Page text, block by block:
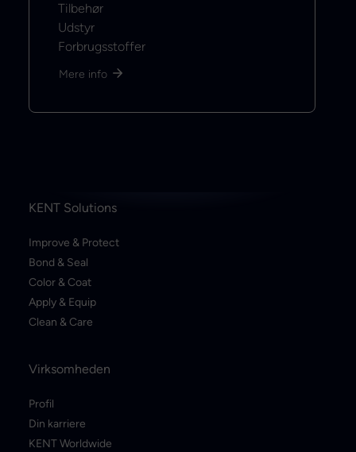
Tilbehør
Udstyr
Forbrugsstoffer
Mere info
KENT Solutions
Improve & Protect
Bond & Seal
Color & Coat
Apply & Equip
Clean & Care
Virksomheden
Profil
Din karriere
KENT Worldwide